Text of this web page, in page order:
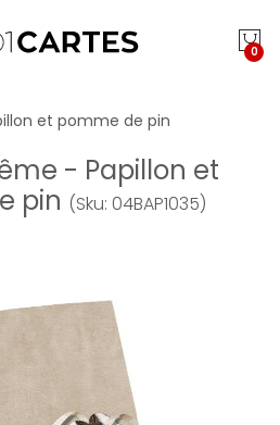
0
et pomme de pin
- Papillon et
pin (Sku: 04BAP1035)